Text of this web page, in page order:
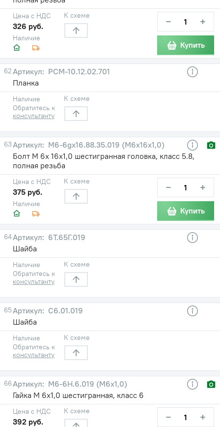
Наличие
Цена с НДС
326 руб.
К схеме − +
Купить
62
РСМ-10.12.02.701
Планка
Наличие
Обратитесь к
консультанту
К схеме
63
М6-6gх16.88.35.019 (М6х16х1,0)
Болт М 6х 16х1,0 шестигранная головка, класс 5.8,
полная резьба
Наличие
Цена с НДС
375 руб.
К схеме − +
Купить
64
6Т.65Г.019
Шайба
Наличие
Обратитесь к
консультанту
К схеме
65
С6.01.019
Шайба
Наличие
Обратитесь к
консультанту
К схеме
66
М6-6Н.6.019 (М6х1,0)
Гайка М 6х1,0 шестигранная, класс 6
Цена с НДС
392 руб.
К схеме − +